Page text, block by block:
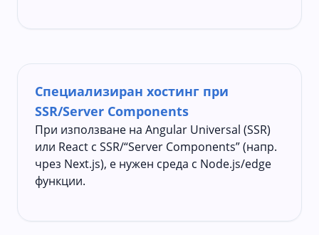
Специализиран хостинг при
SSR/Server Components
При използване на Angular Universal (SSR)
или React с SSR/“Server Components” (напр.
чрез Next.js), е нужен среда с Node.js/edge
функции.